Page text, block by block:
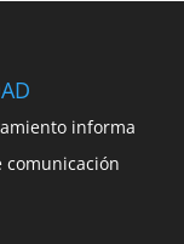
informa
comunicación